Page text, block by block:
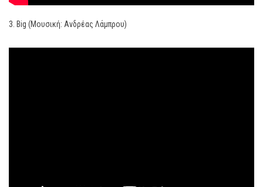
3. Big (Μουσική: Ανδρέας Λάμπρου)